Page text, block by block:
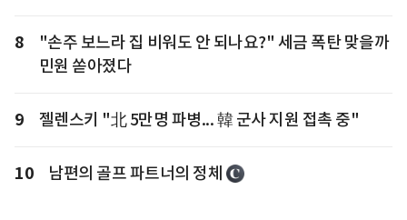
8
"손주 보느라 집 비워도 안 되나요?" 세금 폭탄 맞을까
민원 쏟아졌다
9 젤렌스키 "北 5만명 파병... 韓 군사 지원 접촉 중"
10 남편의 골프 파트너의 정체